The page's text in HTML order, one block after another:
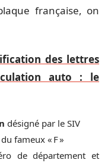
française, on
des lettres
auto : le
désigné par le SIV
fameux « F »
de département et